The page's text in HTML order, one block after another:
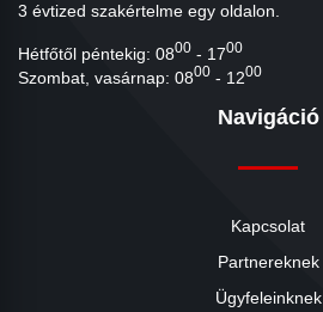
3 évtized szakértelme egy oldalon.
Hétfőtől péntekig: 0800 - 1700
Szombat, vasárnap: 0800 - 1200
Navigáció
Kapcsolat
Partnereknek
Ügyfeleinknek